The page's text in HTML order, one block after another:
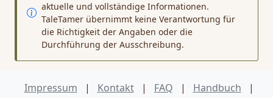
aktuelle und vollständige Informationen.
TaleTamer übernimmt keine Verantwortung für
die Richtigkeit der Angaben oder die
Durchführung der Ausschreibung.
Impressum | Kontakt | FAQ | Handbuch
|